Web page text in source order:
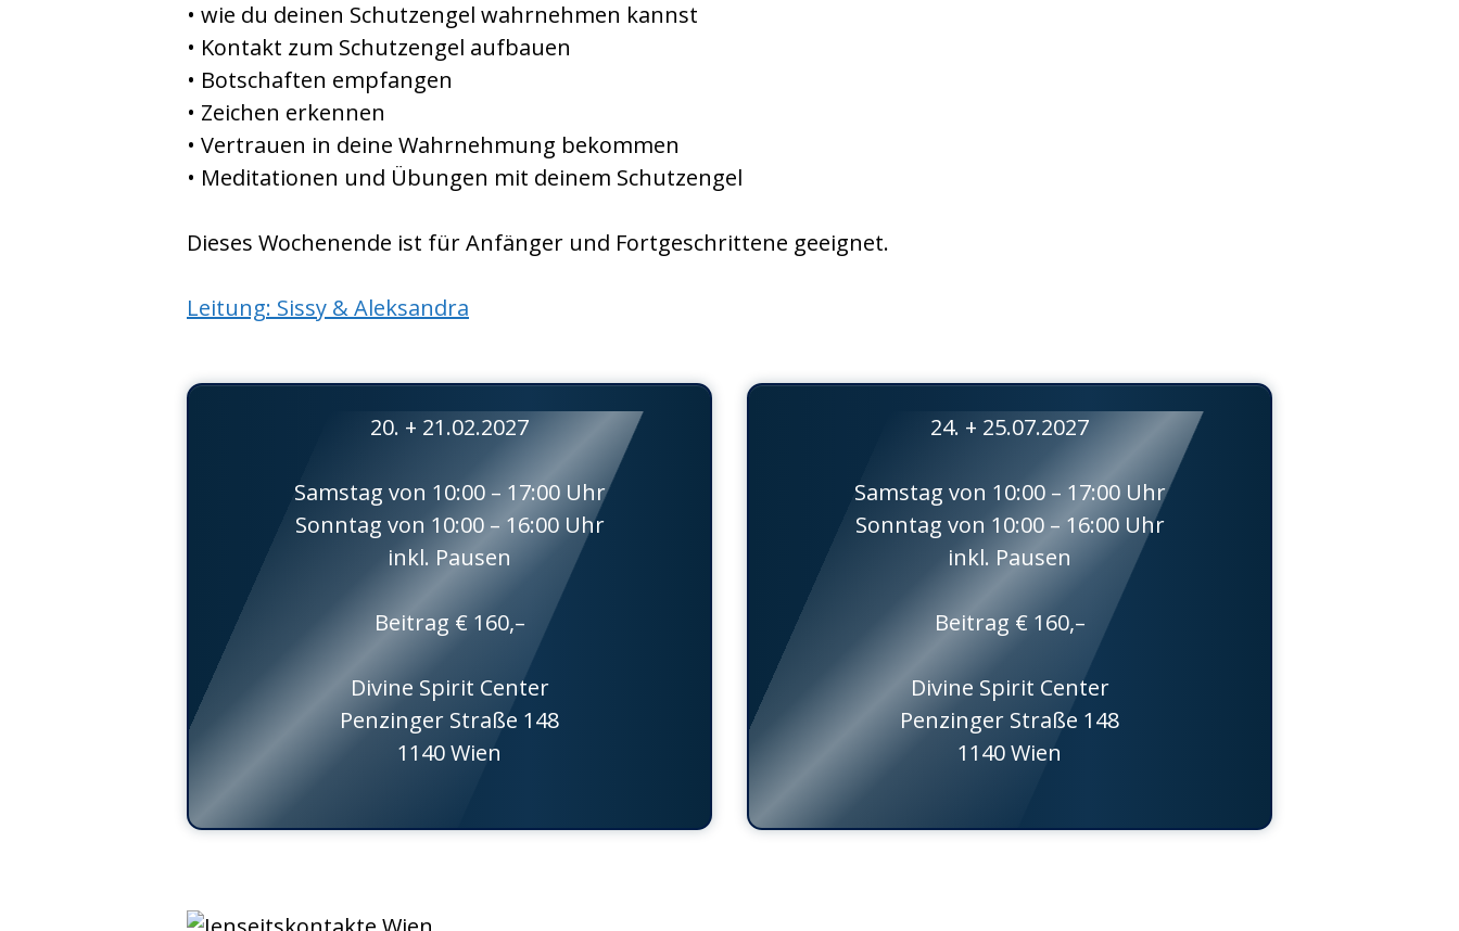
• wie du deinen Schutzengel wahrnehmen kannst
• Kontakt zum Schutzengel aufbauen
• Botschaften empfangen
• Zeichen erkennen
• Vertrauen in deine Wahrnehmung bekommen
• Meditationen und Übungen mit deinem Schutzengel
Dieses Wochenende ist für Anfänger und Fortgeschrittene geeignet.
Leitung: Sissy & Aleksandra
20. + 21.02.2027
Samstag von 10:00 – 17:00 Uhr
Sonntag von 10:00 – 16:00 Uhr
inkl. Pausen
Beitrag € 160,–
Divine Spirit Center
Penzinger Straße 148
1140 Wien
24. + 25.07.2027
Samstag von 10:00 – 17:00 Uhr
Sonntag von 10:00 – 16:00 Uhr
inkl. Pausen
Beitrag € 160,–
Divine Spirit Center
Penzinger Straße 148
1140 Wien